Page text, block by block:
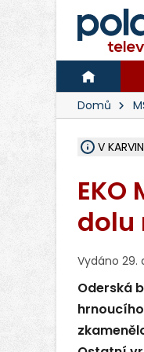
Domů
V
EKO
dolu
Vydáno 29.
Oderská